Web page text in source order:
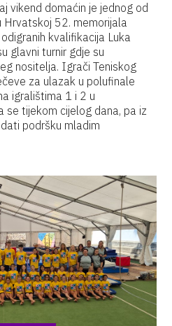
vikend domaćin je jednog od
Hrvatskoj 52. memorijala
kvalifikacija Luka
glavni turnir gdje su
nositelja. Igrači Teniskog
za ulazak u polufinale
igralištima 1 i 2 u
se tijekom cijelog dana, pa iz
podršku mladim